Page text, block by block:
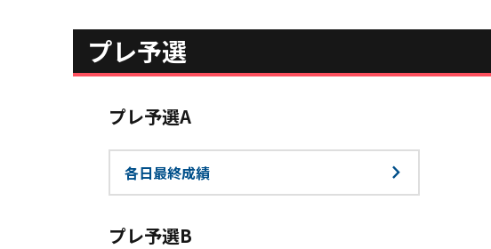
プレ予選
プレ予選A
各日最終成績
プレ予選B